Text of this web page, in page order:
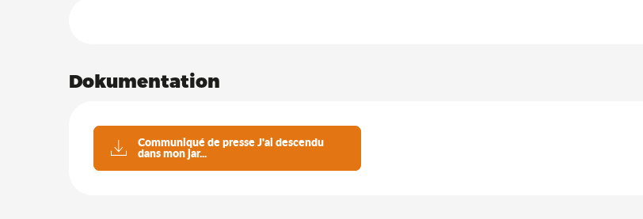
Dokumentation
Communiqué de presse J'ai descendu
dans mon jar...